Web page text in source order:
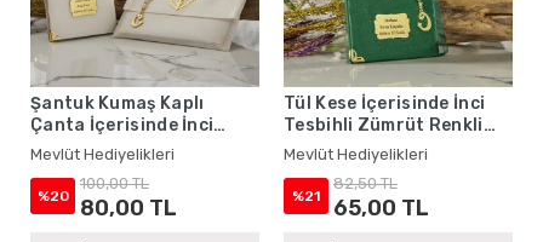
Şantuk Kumaş Kaplı
Çanta İçerisinde İnci
Tesbihli Krem Renkli
Şantuk Yasin Kitabı Seti -
Mevlüt Hediyelikleri
Mevlüt Hediyelikleri
%20
100,00 TL
80,00 TL
Tül Kese İçerisinde İnci
Tesbihli Zümrüt Renkli
Şantuk Yasin Kitabı Seti -
Mevlüt Hediyelikleri
Mevlüt Hediyelikleri
%21
82,50 TL
65,00 TL